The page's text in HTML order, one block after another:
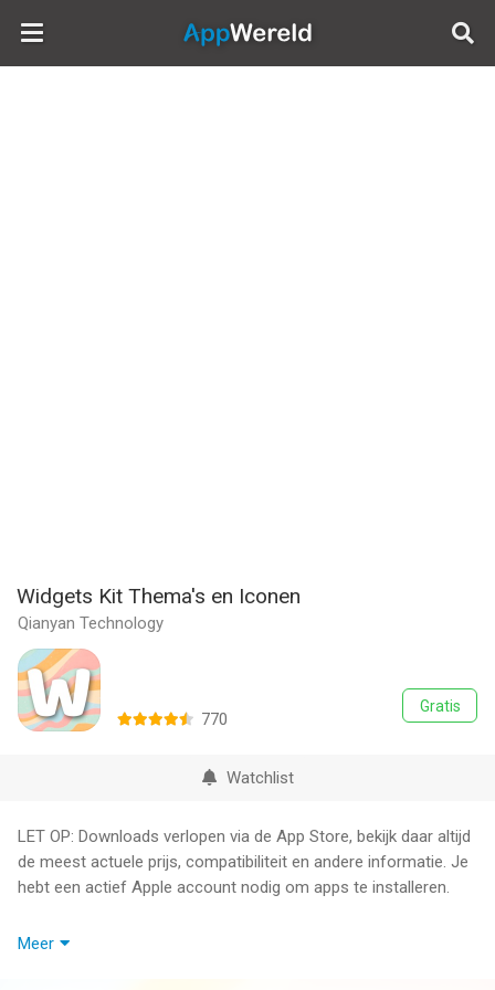
AppWereld
Widgets Kit Thema's en Iconen
Qianyan Technology
Gratis
770
Watchlist
LET OP: Downloads verlopen via de App Store, bekijk daar altijd
de meest actuele prijs, compatibiliteit en andere informatie. Je
hebt een actief Apple account nodig om apps te installeren.
Widgets Kit laat je gemakkelijk alle pictogrammen van je keuze
Meer